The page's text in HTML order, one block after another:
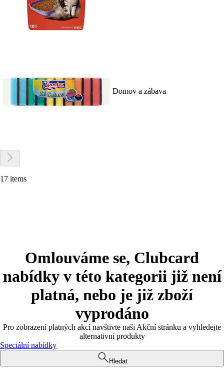
Domov a zábava
17 items
Omlouváme se, Clubcard
nabídky v této kategorii již není
platná, nebo je již zboží
vyprodáno
Pro zobrazení platných akcí navštivte naši Akční stránku a vyhledejte
alternativní produkty
Speciální nabídky
Hledat